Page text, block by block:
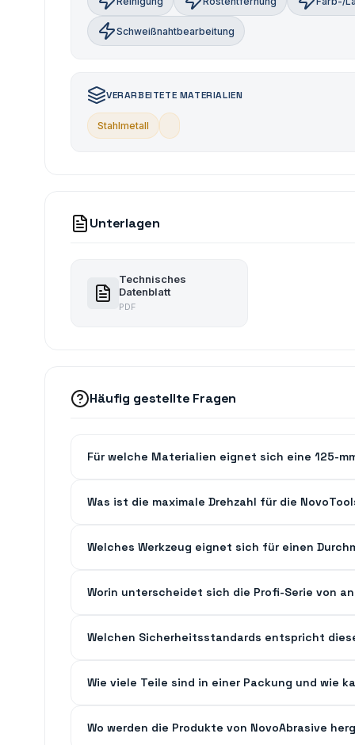
Schweißnahtbearbeitung
VERARBEITETE MATERIALIEN
Stahlmetall
Unterlagen
Technisches
Datenblatt
PDF
Häufig gestellte Fragen
Für welche Materialien eignet sich eine 125-
Was ist die maximale Drehzahl für die
Welches Werkzeug eignet sich für einen
Worin unterscheidet sich die Profi-Serie von
Welchen Sicherheitsstandards entspricht
Wie viele Teile sind in einer Packung und wie
Wo werden die Produkte von NovoAbrasive